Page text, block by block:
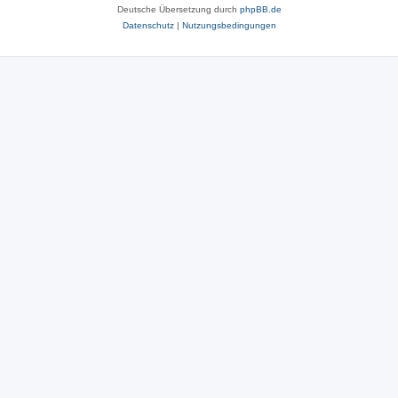
Deutsche Übersetzung durch phpBB.de
Datenschutz| Nutzungsbedingungen